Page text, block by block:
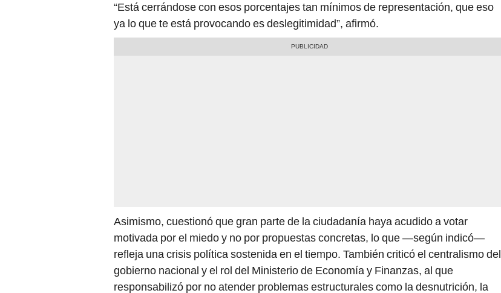
“Está cerrándose con esos porcentajes tan mínimos de representación, que eso
ya lo que te está provocando es deslegitimidad”, afirmó.
Asimismo, cuestionó que gran parte de la ciudadanía haya acudido a votar
motivada por el miedo y no por propuestas concretas, lo que —según indicó—
refleja una crisis política sostenida en el tiempo. También criticó el centralismo del
gobierno nacional y el rol del Ministerio de Economía y Finanzas, al que
responsabilizó por no atender problemas estructurales como la desnutrición, la